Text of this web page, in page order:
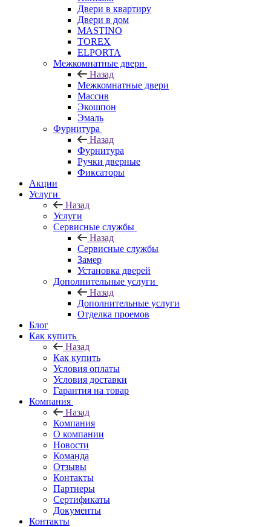
Двери в квартиру
Двери в дом
MASTINO
TOREX
ELPORTA
Межкомнатные двери
Назад
Межкомнатные двери
Массив
Экошпон
Эмаль
Фурнитура
Назад
Фурнитура
Ручки дверные
Фиксаторы
Акции
Услуги
Назад
Услуги
Сервисные службы
Назад
Сервисные службы
Замер
Установка дверей
Дополнительные услуги
Назад
Дополнительные услуги
Отделка проемов
Блог
Как купить
Назад
Как купить
Условия оплаты
Условия доставки
Гарантия на товар
Компания
Назад
Компания
О компании
Новости
Команда
Отзывы
Контакты
Партнеры
Сертификаты
Документы
Контакты